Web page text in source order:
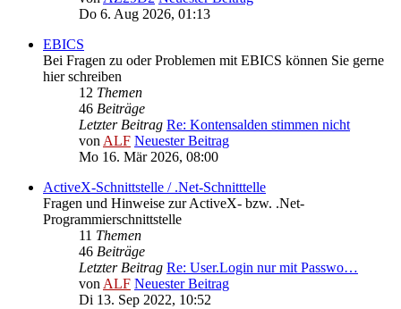
Do 6. Aug 2026, 01:13
EBICS
Bei Fragen zu oder Problemen mit EBICS können Sie gerne
hier schreiben
12 Themen
46 Beiträge
Letzter Beitrag Re: Kontensalden stimmen nicht
vonALF Neuester Beitrag
Mo 16. Mär 2026, 08:00
ActiveX-Schnittstelle / .Net-Schnitttelle
Fragen und Hinweise zur ActiveX- bzw. .Net-
Programmierschnittstelle
11 Themen
46 Beiträge
Letzter Beitrag Re: User.Login nur mit Passwo…
vonALF Neuester Beitrag
Di 13. Sep 2022, 10:52